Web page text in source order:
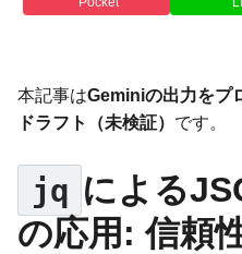
本記事はGeminiの出力をプ
ドラフト（未検証） です。
jq による
の応用: 信頼